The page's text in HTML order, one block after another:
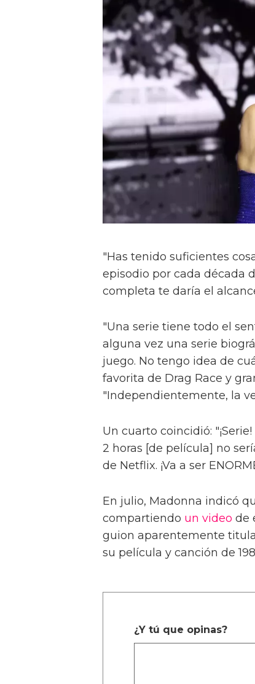
"Has tenido suficientes
episodio por cada década
completa te daría el
"Una serie tiene todo el
alguna vez una serie
juego. No tengo idea de
favorita de Drag Race y
"Independientemente, la
Un cuarto coincidió:
2 horas [de película] no
de Netflix. ¡Va a ser
En julio, Madonna indicó
compartiendo un video de
guion aparentemente
su película y canción de
¿Y tú que opinas?